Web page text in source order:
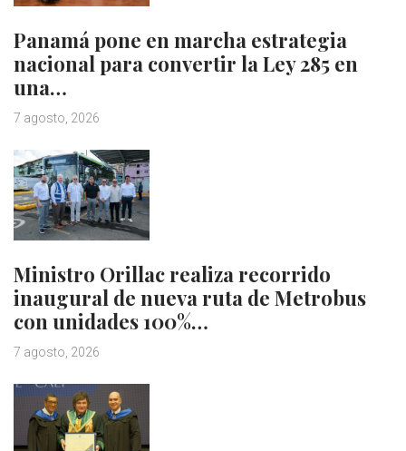
Panamá pone en marcha estrategia
nacional para convertir la Ley 285 en
una…
7 agosto, 2026
Ministro Orillac realiza recorrido
inaugural de nueva ruta de Metrobus
con unidades 100%…
7 agosto, 2026